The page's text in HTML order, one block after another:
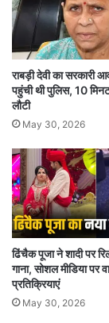
बहुत आसान बना
मनु ने 2028 में
मैं उसके लिए और
कसर नहीं
इवेंट में ही अपनी
एयर पिस्टल
पिस्टल मिश्रित
था.
राबड़ी देवी का सरकारी
पहुंची थी पुलिस, 10
लौटी
May 30, 2026
ढिंचैक पूजा ने शादी पर
गाना, सोशल मीडिया पर
प्रतिक्रियाएं
May 30, 2026